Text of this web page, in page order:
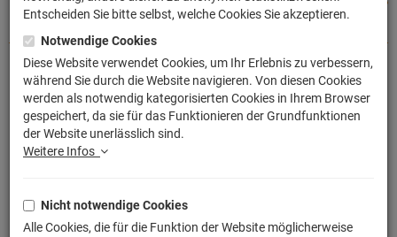
Disney Classics Salz- und
Pfefferstreuer Winnie And Tigger
Artikelnummer: PP14488WPV2
Entscheiden Sie bitte selbst, welche Cookies Sie akzeptieren.
Notwendige Cookies
Diese Website verwendet Cookies, um Ihr Erlebnis zu verbessern,
während Sie durch die Website navigieren. Von diesen Cookies
werden als notwendig kategorisierten Cookies in Ihrem Browser
gespeichert, da sie für das Funktionieren der Grundfunktionen
der Website unerlässlich sind.
Weitere Infos
Nicht notwendige Cookies
Alle Cookies, die für die Funktion der Website möglicherweise